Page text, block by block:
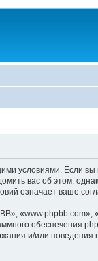
условиями. Если вы
вас об этом,
означает ваше
«www.phpbb.com»,
обеспечения
и/или поведения